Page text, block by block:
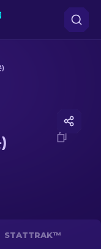
)
STATTRAK™